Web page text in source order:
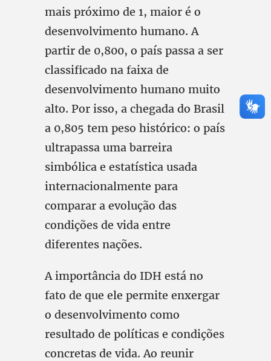
mais próximo de 1, maior é o
desenvolvimento humano. A
partir de 0,800, o país passa a ser
classificado na faixa de
desenvolvimento humano muito
alto. Por isso, a chegada do Brasil
a 0,805 tem peso histórico: o país
ultrapassa uma barreira
simbólica e estatística usada
internacionalmente para
comparar a evolução das
condições de vida entre
diferentes nações.
A importância do IDH está no
fato de que ele permite enxergar
o desenvolvimento como
resultado de políticas e condições
concretas de vida. Ao reunir